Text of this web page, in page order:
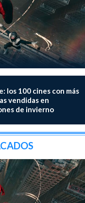
los 100 cines con más
vendidas en
de invierno